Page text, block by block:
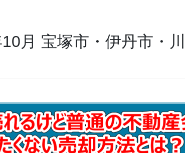
月 宝塚市・伊丹市・